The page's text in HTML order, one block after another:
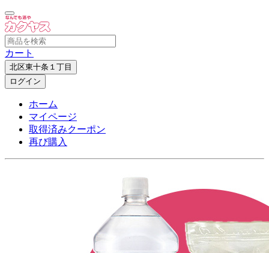
カート
北区東十条１丁目
ログイン
ホーム
マイページ
取得済みクーポン
再び購入